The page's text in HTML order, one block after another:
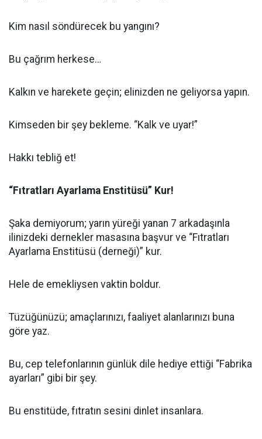
Kim nasıl söndürecek bu yangını?
Bu çağrım herkese…
Kalkın ve harekete geçin; elinizden ne geliyorsa yapın.
Kimseden bir şey bekleme. “Kalk ve uyar!”
Hakkı tebliğ et!
“Fıtratları Ayarlama Enstitüsü” Kur!
Şaka demiyorum; yarın yüreği yanan 7 arkadaşınla
ilinizdeki dernekler masasına başvur ve “Fıtratları
Ayarlama Enstitüsü (derneği)” kur.
Hele de emekliysen vaktin boldur.
Tüzüğünüzü; amaçlarınızı, faaliyet alanlarınızı buna
göre yaz.
Bu, cep telefonlarının günlük dile hediye ettiği “Fabrika
ayarları” gibi bir şey.
Bu enstitüde, fıtratın sesini dinlet insanlara.